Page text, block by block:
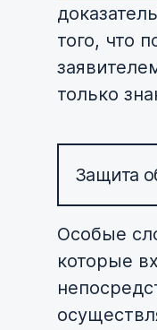
того, что
только
Защита
Особые
которые